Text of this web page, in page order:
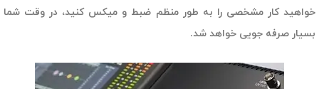
خواهید کار مشخصی را به طور منظم ضبط و میکس کنید، در وقت شما
بسیار صرفه جویی خواهد شد.